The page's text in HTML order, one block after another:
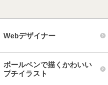
Webデザイナー
ボールペンで描くかわいい
プチイラスト